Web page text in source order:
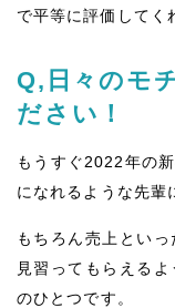
で平等に評価してく
Q,日々のモ
ださい！
もうすぐ2022年の
になれるような先輩
もちろん売上とい
見習ってもらえる
のひとつです。